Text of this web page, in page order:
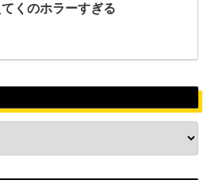
くのホラーすぎる